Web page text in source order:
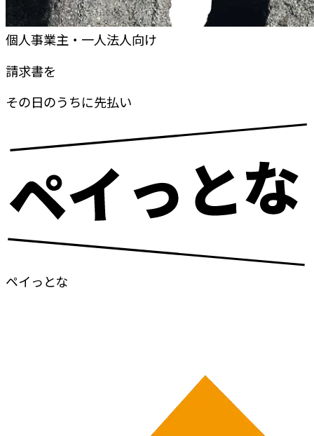
個人事業主・一人法人向け
請求書を
その日のうちに先払い
ペイっとな